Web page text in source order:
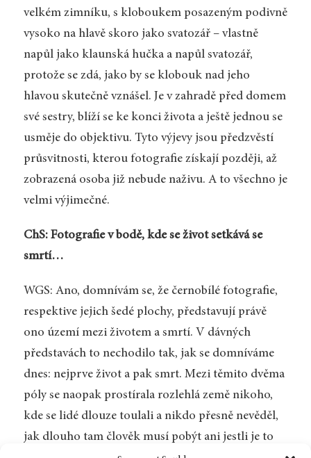
velkém zimníku, s kloboukem posazeným podivně
vysoko na hlavě skoro jako svatozář – vlastně
napůl jako klaunská hučka a napůl svatozář,
protože se zdá, jako by se klobouk nad jeho
hlavou skutečně vznášel. Je v zahradě před domem
své sestry, blíží se ke konci života a ještě jednou se
usměje do objektivu. Tyto výjevy jsou předzvěstí
průsvitnosti, kterou fotografie získají později, až
zobrazená osoba již nebude naživu. A to všechno je
velmi výjimečné.
ChS: Fotografie v bodě, kde se život setkává se
smrtí…
WGS: Ano, domnívám se, že černobílé fotografie,
respektive jejich šedé plochy, představují právě
ono území mezi životem a smrtí. V dávných
představách to nechodilo tak, jak se domníváme
dnes: nejprve život a pak smrt. Mezi těmito dvěma
póly se naopak prostírala rozlehlá země nikoho,
kde se lidé dlouze toulali a nikdo přesně nevěděl,
jak dlouho tam člověk musí pobýt ani jestli je to